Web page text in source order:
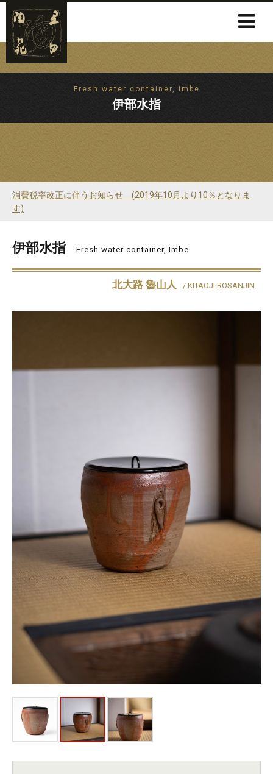
Fresh water container, Imbe
伊部水指
消費税率改正に伴うお知らせ (2019年10月より10％となりま
す)
伊部水指 Fresh water container, Imbe
北大路 魯山人 / KITAOJI ROSANJIN